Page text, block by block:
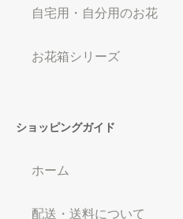
自宅用・自分用のお花
お花箱シリーズ
ショッピングガイド
ホーム
配送・送料について